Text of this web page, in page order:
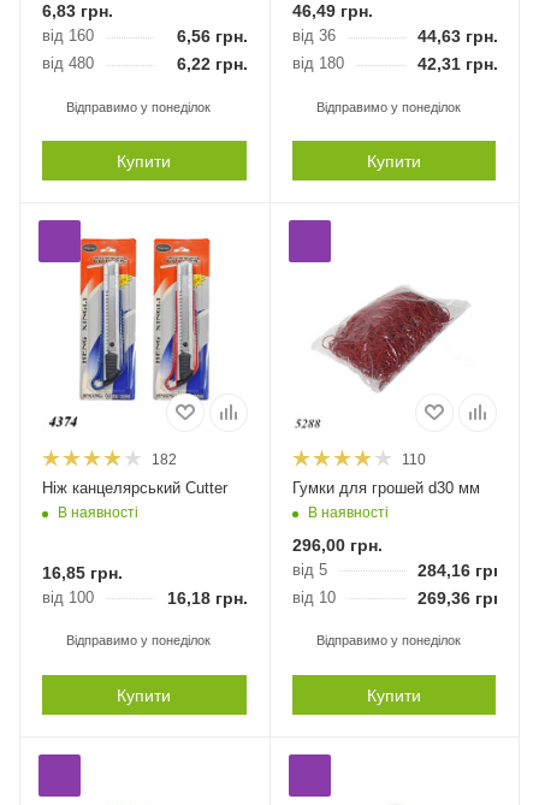
6,83 грн.
від 160 6,56грн.
від 480 6,22грн.
Відправимо у понеділок
Купити
46,49грн.
від 36 44,63грн.
від 180 42,31грн.
Відправимо у понеділок
Купити
182
Ніж канцелярський Cutter
В наявності
16,85 грн.
від 100 16,18 грн.
Відправимо у понеділок
Купити
110
Гумки для грошей d30 мм
В наявності
296,00грн.
від 5 284,16грн.
від 10 269,36грн.
Відправимо у понеділок
Купити